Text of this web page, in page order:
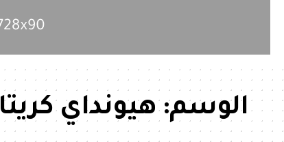
الوسم:هيونداي كريتا